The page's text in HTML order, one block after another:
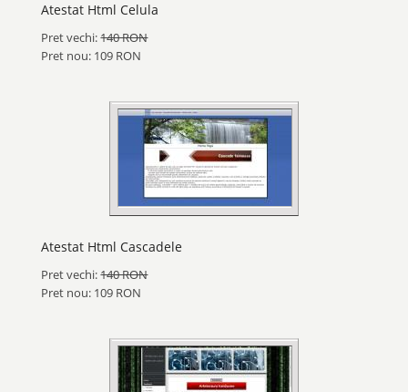
Atestat Html Celula
Pret vechi:140 RON
Pret nou: 109 RON
Atestat Html Cascadele
Pret vechi:140 RON
Pret nou: 109 RON